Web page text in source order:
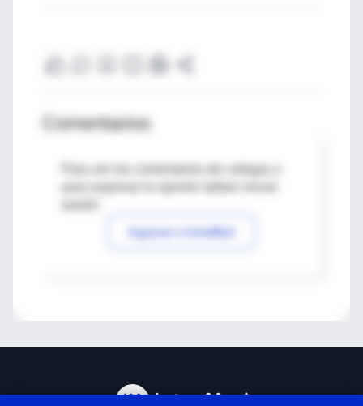
Comentarios
Para ver los comentarios de colegas o
Ingresar a IntraMed